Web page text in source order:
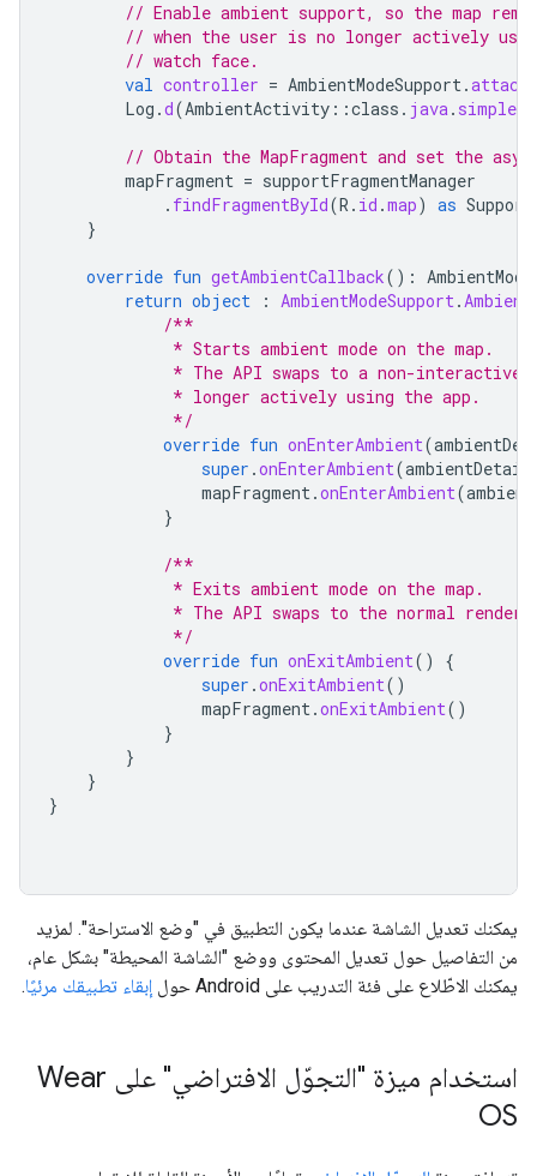
// Enable ambient support, so the map
// when the user is no longer actively
// watch face.
val controller = AmbientModeSupport.attach
Log .d(AmbientActivity ::class . java.
// Obtain the MapFragment and set the
mapFragment = supportFragmentManager
. findFragmentById(R . id .map) as
}
override fun getAmbientCallback():
return object : AmbientModeSupport.
/**
             * Starts ambient mode on the map.
* The API swaps to a non-interactive
             * longer actively using the app.
             */
override fun onEnterAmbient(
super .onEnterAmbient(
mapFragment.onEnterAmbient(
}
/**
             * Exits ambient mode on the map.
* The API swaps to the normal
             */
override fun onExitAmbient()
{
super .onExitAmbient()
mapFragment.onExitAmbient()
}
}
}
}
يمكنك تعديل الشاشة عندما يكون التطبيق في "وضع الاستراحة". لمزيد
من التفاصيل حول تعديل المحتوى ووضع "الشاشة المحيطة" بشكل عام،
يمكنك الاطّلاع على فئة التدريب على Android حول
إبقاء تطبيقك مرئيًا.
استخدام ميزة "التجوّل الافتراضي" على Wear
OS